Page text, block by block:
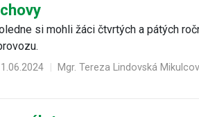
si mohli žáci čtvrtých a pátých
Mgr. Tereza Lindovská